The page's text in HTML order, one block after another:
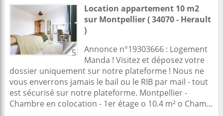
5
Location appartement 10 m2
sur Montpellier( 34070 - Herault
)
Annonce n°19303666 : Logement
Manda ! Visitez et déposez votre
dossier uniquement sur notre plateforme ! Nous ne
vous enverrons jamais le bail ou le RIB par mail - tout
est sécurisé sur notre plateforme. Montpellier -
Chambre en colocation - 1er étage o 10.4 m² o Cham...